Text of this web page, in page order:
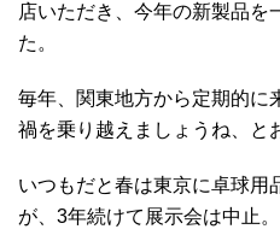
店いただき、今年の新製品を
た。
毎年、関東地方から定期的に
禍を乗り越えましょうね、と
いつもだと春は東京に卓球用
が、3年続けて展示会は中止。